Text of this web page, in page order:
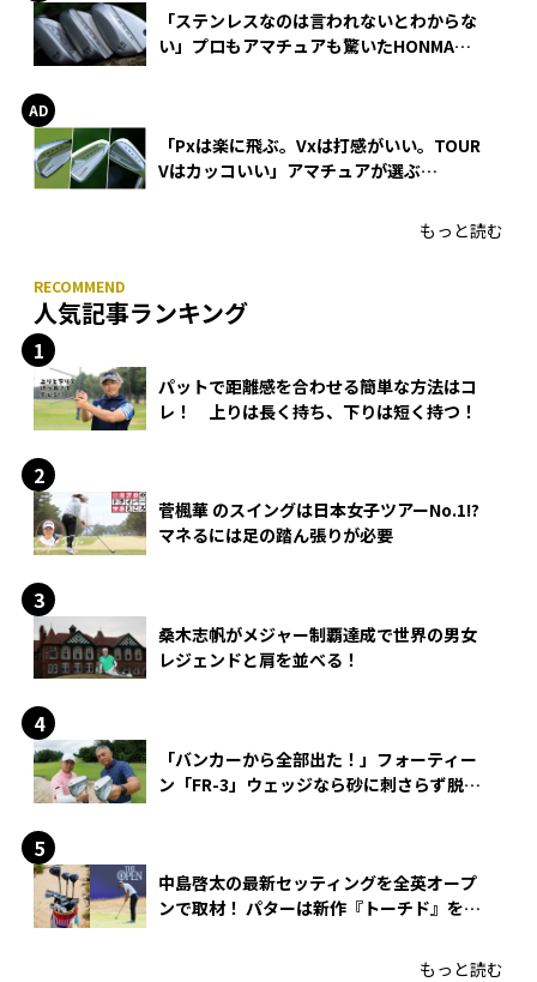
「ステンレスなのは言われないとわからな
い」プロもアマチュアも驚いたHONMA
「Pxは楽に飛ぶ。Vxは打感がいい。TOUR
Vはカッコいい」アマチュアが選ぶ
もっと読む
人気記事ランキング
パットで距離感を合わせる簡単な方法はコ
レ！ 上りは長く持ち、下りは短く持つ！
菅楓華 のスイングは日本女子ツアーNo.1!?
マネるには足の踏ん張りが必要
桑木志帆がメジャー制覇達成で世界の男女
レジェンドと肩を並べる！
「バンカーから全部出た！」フォーティー
ン「FR-3」ウェッジなら砂に刺さらず脱出
中島啓太の最新セッティングを全英オープ
ンで取材！ パターは新作『トーチド』を投
もっと読む